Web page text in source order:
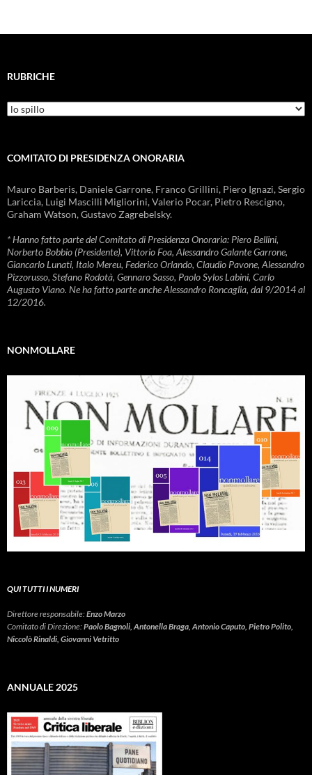
RUBRICHE
Rubriche
COMITATO DI PRESIDENZA ONORARIA
Mauro Barberis, Daniele Garrone, Franco Grillini, Piero Ignazi, Sergio
Lariccia, Luigi Mascilli Migliorini, Valerio Pocar, Pietro Rescigno,
Graham Watson, Gustavo Zagrebelsky.
* Hanno fatto parte del Comitato di Presidenza Onoraria: Piero Bellini,
Norberto Bobbio (Presidente), Vittorio Foa, Alessandro Galante Garrone,
Giancarlo Lunati, Italo Mereu, Federico Orlando, Claudio Pavone, Alessandro
Pizzorusso, Stefano Rodotà, Gennaro Sasso, Paolo Sylos Labini, Carlo
Augusto Viano. Ne ha fatto parte anche Alessandro Roncaglia, dal 9/2014 al
12/2016.
NONMOLLARE
QUI TUTTI I NUMERI
Direttore responsabile:Enzo Marzo
Comitato di Direzione:Paolo Bagnoli, Antonella Braga, Antonio Caputo, Pietro Polito,
Niccolò Rinaldi, Giovanni Vetritto
ANNUALE 2025